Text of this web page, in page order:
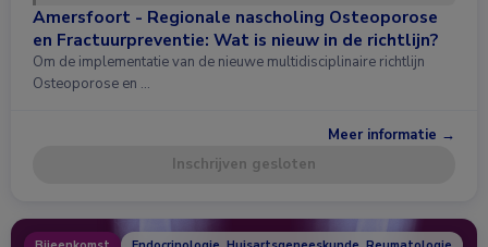
Amersfoort - Regionale nascholing Osteoporose
en Fractuurpreventie: Wat is nieuw in de richtlijn?
Om de implementatie van de nieuwe multidisciplinaire richtlijn
Osteoporose en …
Meer informatie →
Inschrijven gesloten